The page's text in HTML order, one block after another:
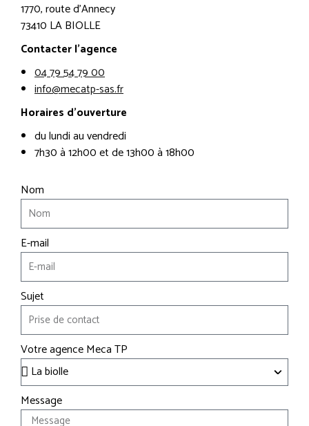
1770, route d’Annecy
73410 LA BIOLLE
Contacter l’agence
04 79 54 79 00
info@mecatp-sas.fr
Horaires d’ouverture
du lundi au vendredi
7h30 à 12h00 et de 13h00 à 18h00
Nom
E-mail
Sujet
Votre agence Meca TP
Message